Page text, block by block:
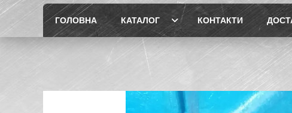
ГОЛОВНА КАТАЛОГ КОНТАКТИ